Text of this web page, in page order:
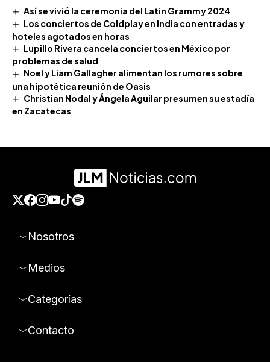
Así se vivió la ceremonia del Latin Grammy 2024
Los conciertos de Coldplay en India con entradas y
hoteles agotados en horas
Lupillo Rivera cancela conciertos en México por
problemas de salud
Noel y Liam Gallagher alimentan los rumores sobre
una hipotética reunión de Oasis
Christian Nodal y Ángela Aguilar presumen su estadía
en Zacatecas
Nosotros
Medios
Categorías
Contacto